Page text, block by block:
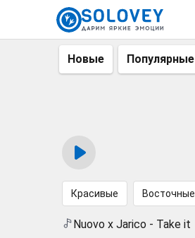
Новые Популярные
Красивые Восточные
Nuovo x Jarico - Take it